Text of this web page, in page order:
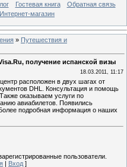
Гостевая книга
Обратная связь
Интернет-магазин
» Путешествия и
получение испанской визы
18.03.2011, 11:17
расположен в двух шагах от
DHL. Консультация и помощь
оказываем услуги по
авиабилетов. Появились
подробная информация о наших
пользователи.
| Вход ]